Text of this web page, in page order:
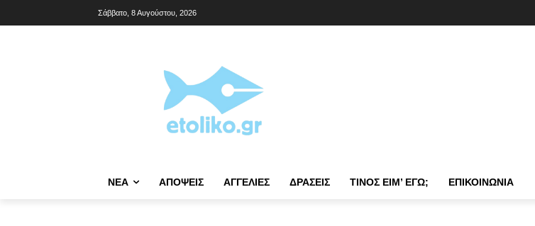
Σάββατο, 8 Αυγούστου, 2026
NΈΑ ΑΠΌΨΕΙΣ ΑΓΓΕΛΊΕΣ ΔΡΆΣΕΙΣ ΤΊΝΟΣ ΕΊΜ’ ΕΓΏ; ΕΠΙΚΟΙΝΩΝΊΑ